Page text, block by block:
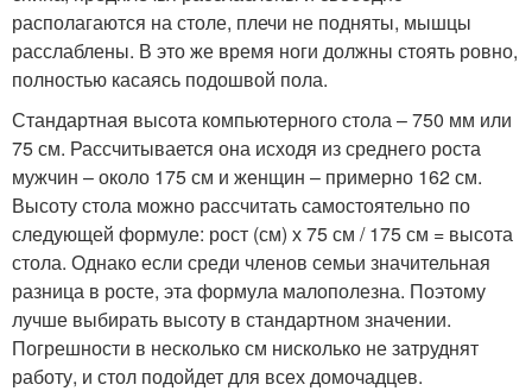
располагаются на столе, плечи не подняты, мышцы
расслаблены. В это же время ноги должны стоять ровно,
полностью касаясь подошвой пола.
Стандартная высота компьютерного стола – 750 мм или
75 см. Рассчитывается она исходя из среднего роста
мужчин – около 175 см и женщин – примерно 162 см.
Высоту стола можно рассчитать самостоятельно по
следующей формуле: рост (см) х 75 см / 175 см = высота
стола. Однако если среди членов семьи значительная
разница в росте, эта формула малополезна. Поэтому
лучше выбирать высоту в стандартном значении.
Погрешности в несколько см нисколько не затруднят
работу, и стол подойдет для всех домочадцев.